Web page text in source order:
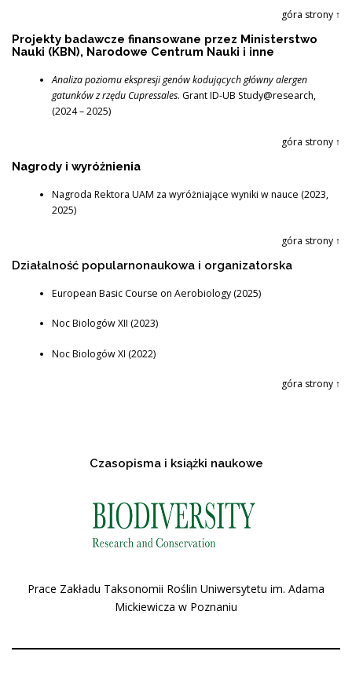
góra strony ↑
Projekty badawcze finansowane przez Ministerstwo
Nauki (KBN), Narodowe Centrum Nauki i inne
Analiza poziomu ekspresji genów kodujących główny alergen
gatunków z rzędu Cupressales. Grant ID-UB Study@research,
(2024 – 2025)
góra strony ↑
Nagrody i wyróżnienia
Nagroda Rektora UAM za wyróżniające wyniki w nauce (2023,
2025)
góra strony ↑
Działalność popularnonaukowa i organizatorska
European Basic Course on Aerobiology (2025)
Noc Biologów XII (2023)
Noc Biologów XI (2022)
góra strony ↑
Czasopisma i książki naukowe
Prace Zakładu Taksonomii Roślin Uniwersytetu im. Adama
Mickiewicza w Poznaniu